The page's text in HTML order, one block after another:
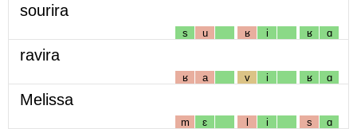
sourira
s u ʁ i ʁ ɑ
ravira
ʁ a v i ʁ ɑ
Melissa
m ɛ l i s ɑ